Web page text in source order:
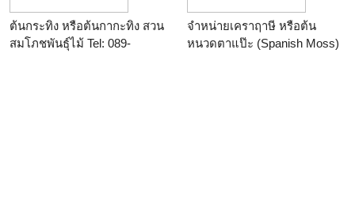
ต้นกระทิง หรือต้นกากะทิง สวน
สมโภชพันธุ์ไม้ Tel: 089-
จำหน่ายเคราฤาษี หรือต้น
หนวดตาแป๊ะ (Spanish Moss)